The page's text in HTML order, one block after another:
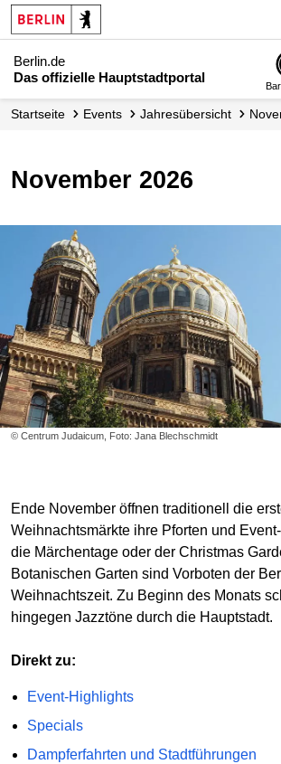
Berlin.de
Das offizielle Hauptstadtportal
Startseite Events Jahresübersicht
November 2026
© Centrum Judaicum, Foto: Jana Blechschmidt
Ende November öffnen traditionell die
Weihnachtsmärkte ihre Pforten und
die Märchentage oder der Christmas
Botanischen Garten sind Vorboten der
Weihnachtszeit. Zu Beginn des Monats
hingegen Jazztöne durch die Hauptstadt.
Direkt zu:
Event-Highlights
Specials
Dampferfahrten und Stadtführungen